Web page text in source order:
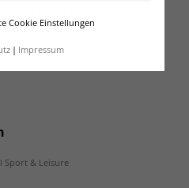
Cookie Einstellungen
Impressum
Total: Polyester 100%
Sport & Leisure